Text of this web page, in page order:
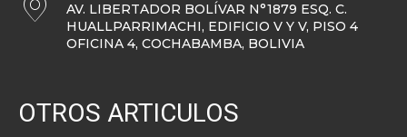
AV. LIBERTADOR BOLÍVAR N°1879 ESQ. C.
HUALLPARRIMACHI, EDIFICIO V Y V, PISO 4
OFICINA 4, COCHABAMBA, BOLIVIA
OTROS ARTICULOS